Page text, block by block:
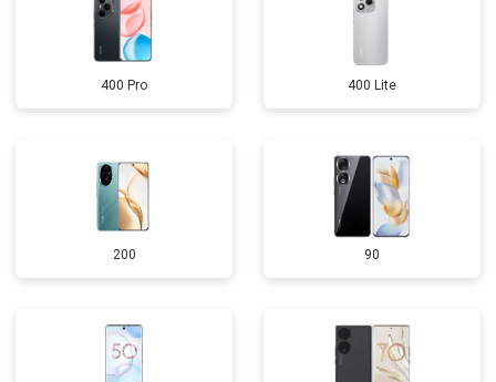
400 Pro 400 Lite
200 90